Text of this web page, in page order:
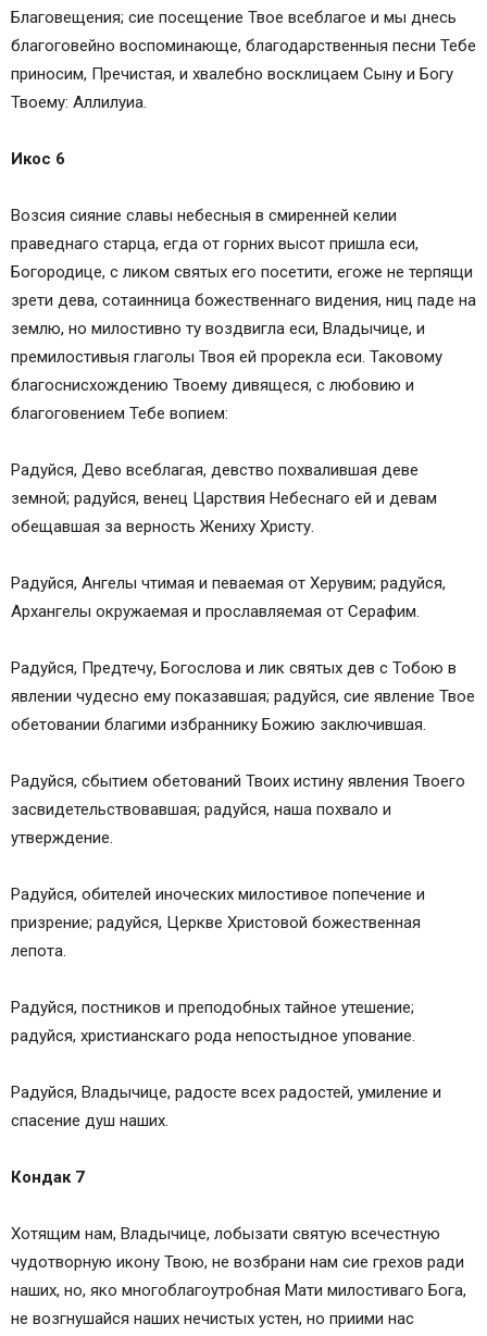
Благовещения; сие посещение Твое всеблагое и мы днесь
благоговейно воспоминающе, благодарственныя песни Тебе
приносим, Пречистая, и хвалебно восклицаем Сыну и Богу
Твоему: Аллилуиа.
Икос 6
Возсия сияние славы небесныя в смиренней келии
праведнаго старца, егда от горних высот пришла еси,
Богородице, с ликом святых его посетити, егоже не терпящи
зрети дева, сотаинница божественнаго видения, ниц паде на
землю, но милостивно ту воздвигла еси, Владычице, и
премилостивыя глаголы Твоя ей прорекла еси. Таковому
благоснисхождению Твоему дивящеся, с любовию и
благоговением Тебе вопием:
Радуйся, Дево всеблагая, девство похвалившая деве
земной; радуйся, венец Царствия Небеснаго ей и девам
обещавшая за верность Жениху Христу.
Радуйся, Ангелы чтимая и певаемая от Херувим; радуйся,
Архангелы окружаемая и прославляемая от Серафим.
Радуйся, Предтечу, Богослова и лик святых дев с Тобою в
явлении чудесно ему показавшая; радуйся, сие явление Твое
обетовании благими избраннику Божию заключившая.
Радуйся, сбытием обетований Твоих истину явления Твоего
засвидетельствовавшая; радуйся, наша похвало и
утверждение.
Радуйся, обителей иноческих милостивое попечение и
призрение; радуйся, Церкве Христовой божественная
лепота.
Радуйся, постников и преподобных тайное утешение;
радуйся, христианскаго рода непостыдное упование.
Радуйся, Владычице, радосте всех радостей, умиление и
спасение душ наших.
Кондак 7
Хотящим нам, Владычице, лобызати святую всечестную
чудотворную икону Твою, не возбрани нам сие грехов ради
наших, но, яко многоблагоутробная Мати милостиваго Бога,
не возгнушайся наших нечистых устен, но приими нас